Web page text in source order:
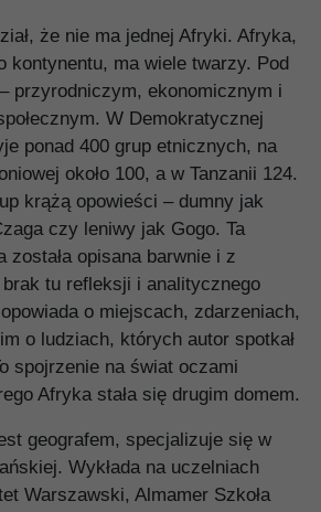
że nie ma jednej Afryki. Afryka,
kontynentu, ma wiele twarzy. Pod
przyrodniczym, ekonomicznym i
W Demokratycznej
ponad 400 grup etnicznych, na
około 100, a w Tanzanii 124.
krążą opowieści – dumny jak
czy leniwy jak Gogo. Ta
została opisana barwnie i z
tu refleksji i analitycznego
o miejscach, zdarzeniach,
o ludziach, których autor spotkał
spojrzenie na świat oczami
Afryka stała się drugim domem.
geografem, specjalizuje się w
Wykłada na uczelniach
Warszawski, Almamer Szkoła